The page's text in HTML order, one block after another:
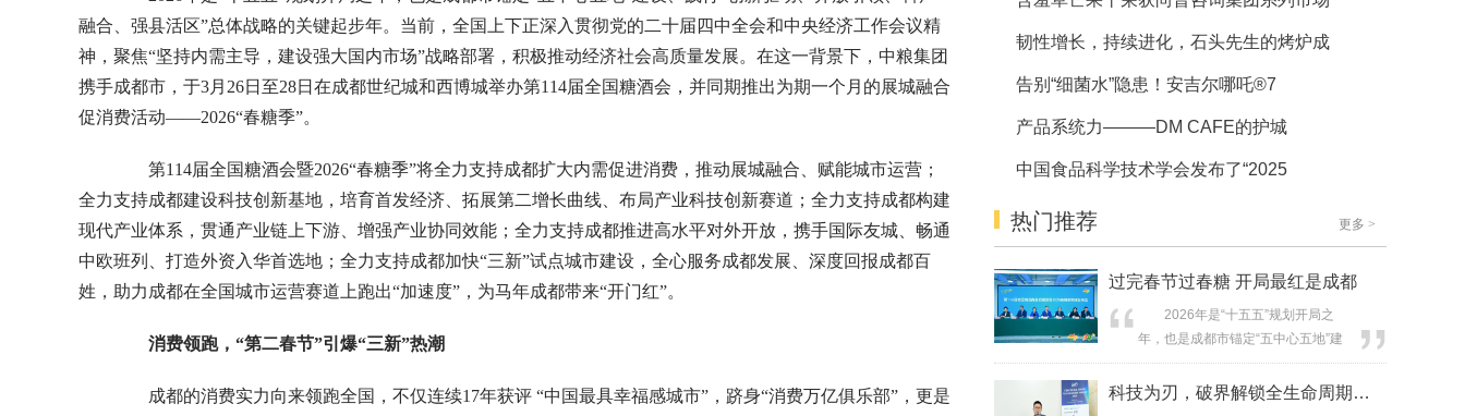
融合、强县活区”总体战略的关键起步年。当前，全国上下正深入贯彻党的二十届四中全会和中央经济工作会议精
神，聚焦“坚持内需主导，建设强大国内市场”战略部署，积极推动经济社会高质量发展。在这一背景下，中粮集团
携手成都市，于3月26日至28日在成都世纪城和西博城举办第114届全国糖酒会，并同期推出为期一个月的展城融合
促消费活动——2026“春糖季”。
第114届全国糖酒会暨2026“春糖季”将全力支持成都扩大内需促进消费，推动展城融合、赋能城市运营；
全力支持成都建设科技创新基地，培育首发经济、拓展第二增长曲线、布局产业科技创新赛道；全力支持成都构建
现代产业体系，贯通产业链上下游、增强产业协同效能；全力支持成都推进高水平对外开放，携手国际友城、畅通
中欧班列、打造外资入华首选地；全力支持成都加快“三新”试点城市建设，全心服务成都发展、深度回报成都百
姓，助力成都在全国城市运营赛道上跑出“加速度”，为马年成都带来“开门红”。
消费领跑， “第二春节”引爆“三新”热潮
成都的消费实力向来领跑全国，不仅连续17年获评 “中国最具幸福感城市”，跻身“消费万亿俱乐部”，更是
韧性增长，持续进化，石头先生的烤炉成
告别“细菌水”隐患！安吉尔哪吒®7
产品系统力———DM CAFE的护城
中国食品科学技术学会发布了“2025
热门推荐 更多 >
过完春节过春糖 开局最红是成都
2026年是“十五五”规划开局之
年，也是成都市锚定“五中心五地”建
设、践行“创新驱动、开放引领、科产
融合、强县活区”总体战略的关键起步 科技为刃，破界解锁全生命周期营养新时